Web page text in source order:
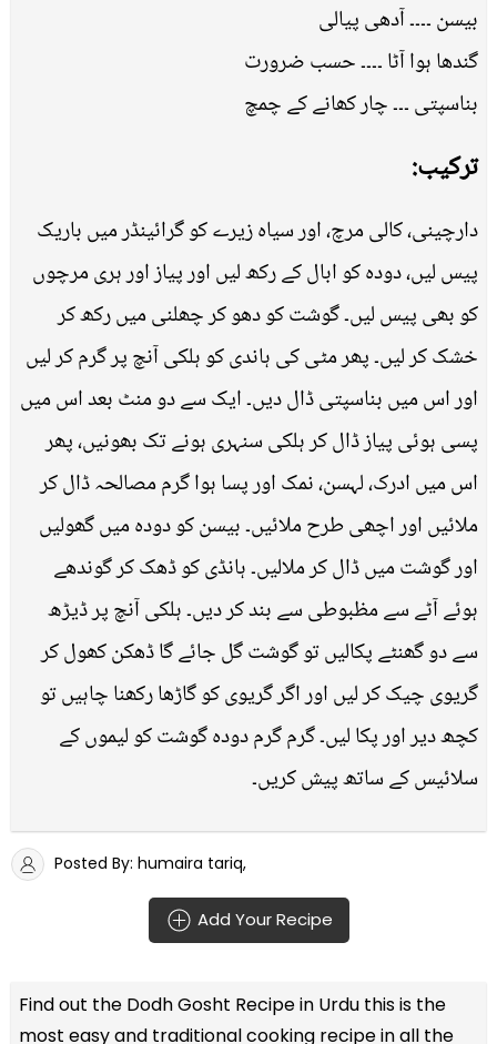
بیسن ۔۔۔۔ آدھی پیالی
گندھا ہوا آٹا ۔۔۔۔ حسب ضرورت
بناسپتی ۔۔۔ چار کھانے کے چمچ
ترکیب:
دارچینی، کالی مرچ، اور سیاہ زیرے کو گرائینڈر میں باریک
پیس لیں، دودہ کو ابال کے رکھ لیں اور پیاز اور ہری مرچوں
کو بھی پیس لیں۔ گوشت کو دھو کر چھلنی میں رکھ کر
خشک کر لیں۔ پھر مٹی کی ہاندی کو ہلکی آنچ پر گرم کر لیں
اور اس میں بناسپتی ڈال دیں۔ ایک سے دو منٹ بعد اس میں
پسی ہوئی پیاز ڈال کر ہلکی سنہری ہونے تک بھونیں، پھر
اس میں ادرک، لہسن، نمک اور پسا ہوا گرم مصالحہ ڈال کر
ملائیں اور اچھی طرح ملائیں۔ بیسن کو دودہ میں گھولیں
اور گوشت میں ڈال کر ملالیں۔ ہانڈی کو ڈھک کر گوندھے
ہوئے آٹے سے مظبوطی سے بند کر دیں۔ ہلکی آنچ پر ڈیڑھ
سے دو گھنٹے پکالیں تو گوشت گل جائے گا ڈھکن کھول کر
گریوی چیک کر لیں اور اگر گریوی کو گاڑھا رکھنا چاہیں تو
کچھ دیر اور پکا لیں۔ گرم گرم دودہ گوشت کو لیموں کے
سلائیس کے ساتھ پیش کریں۔
Posted By: humaira tariq,
Add Your Recipe
Find out the Dodh Gosht Recipe in Urdu this is the
most easy and traditional cooking recipe in all the